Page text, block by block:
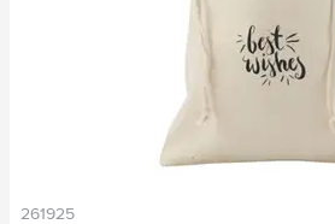
261925